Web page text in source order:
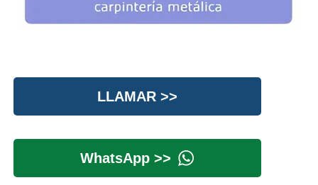
LLAMAR >>
WhatsApp >>